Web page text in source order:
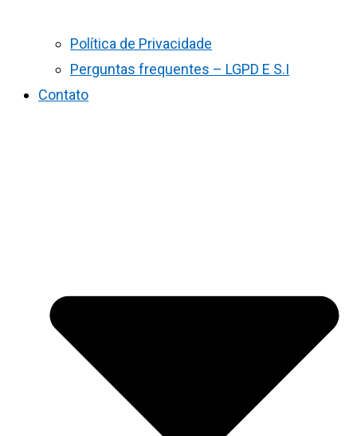
Política de Privacidade
Perguntas frequentes – LGPD E S.I
Contato